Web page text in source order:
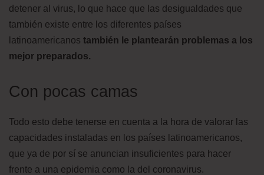
detener al virus, lo que hace que las desigualdades que
también existe entre los diferentes países
latinoamericanos también le plantearán problemas a los
mejor preparados.
Con pocas camas
Todo esto debe tenerse en cuenta a la hora de valorar las
capacidades instaladas en los países latinoamericanos,
que ya de por sí se anuncian insuficientes para hacer
frente a una epidemia como la del coronavirus.